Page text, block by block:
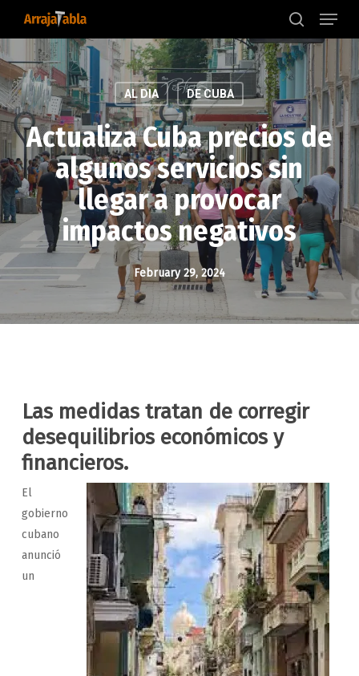
main
content
search
Menu
AL DIA DE CUBA
Actualiza Cuba precios de
algunos servicios sin
llegar a provocar
impactos negativos
February 29, 2024
Las medidas tratan de corregir
desequilibrios económicos y
financieros.
El
gobierno
cubano
anunció
un